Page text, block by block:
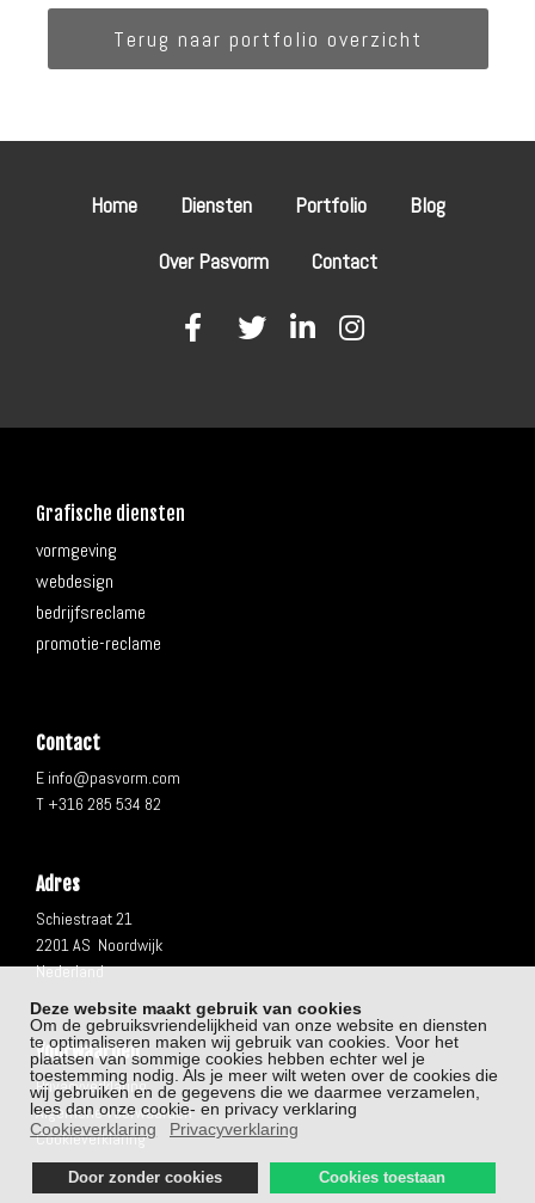
Deze website maakt gebruik van cookies
Om de gebruiksvriendelijkheid van onze website en diensten
te optimaliseren maken wij gebruik van cookies. Voor het
plaatsen van sommige cookies hebben echter wel je
toestemming nodig. Als je meer wilt weten over de cookies die
wij gebruiken en de gegevens die we daarmee verzamelen,
lees dan onze cookie- en privacy verklaring
Cookieverklaring
Privacyverklaring
Door zonder cookies Cookies toestaan
Terug naar portfolio overzicht
Home Diensten Portfolio Blog
Over Pasvorm Contact
fab
fab fab fab
Grafische diensten
vormgeving
webdesign
bedrijfsreclame
promotie-reclame
Contact
E info@pasvorm.com
T +316 285 534 82
Adres
Schiestraat 21
2201 AS Noordwijk
Nederland
Voorwaarden
Privacyverklaring
Algemene voorwaarden
Cookieverklaring